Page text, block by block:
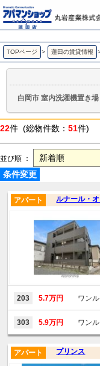
白岡市 室内洗濯機置き場 ｜賃貸物件
TOPページ > 蓮田の賃貸情報
白岡市 室内洗濯機置き場
22件 (総物件数： 51件)
並び順 ：
条件変更
ルナール・
アパート
203 5.7万円 ワンル
303 5.9万円 ワンル
プリンス
アパート